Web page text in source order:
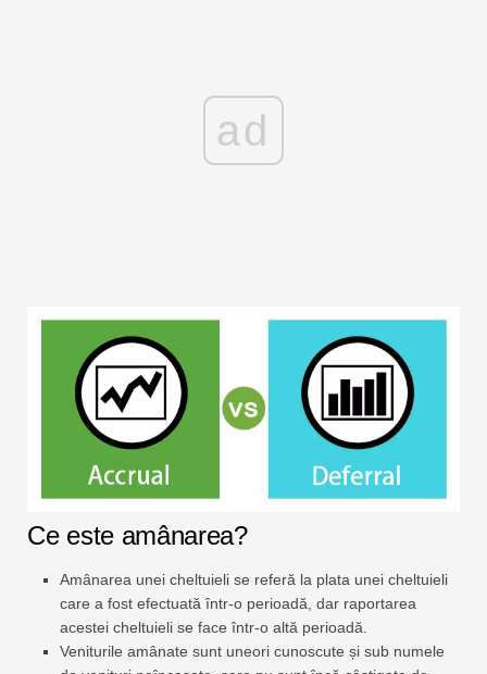
ad
Ce este amânarea?
Amânarea unei cheltuieli se referă la plata unei cheltuieli
care a fost efectuată într-o perioadă, dar raportarea
acestei cheltuieli se face într-o altă perioadă.
Veniturile amânate sunt uneori cunoscute și sub numele